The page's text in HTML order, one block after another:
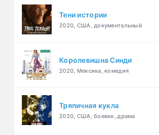
Тени истории
2020, США, документальный
Королевишна Синди
2020, Мексика, комедия
Тряпичная кукла
2020, США, боевик, драма